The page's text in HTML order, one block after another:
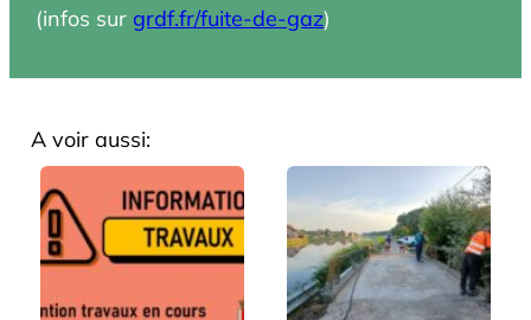
(infos sur grdf.fr/fuite-de-gaz)
A voir aussi: